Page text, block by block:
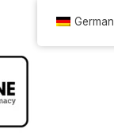
German